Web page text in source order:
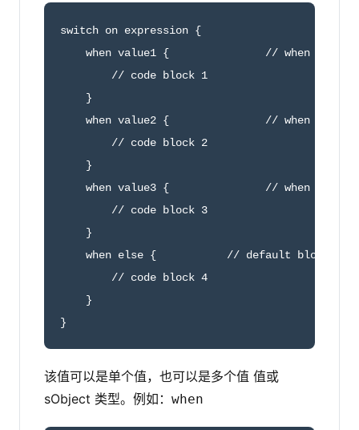
switch on expression {
    when value1 {		// when block 1
        // code block 1
    }
    when value2 {		// when block 2
        // code block 2
    }
    when value3 {		// when block 3
        // code block 3
    }
    when else {		  // default block, optional
        // code block 4
    }
}
该值可以是单个值，也可以是多个值 值或
sObject 类型。例如： when